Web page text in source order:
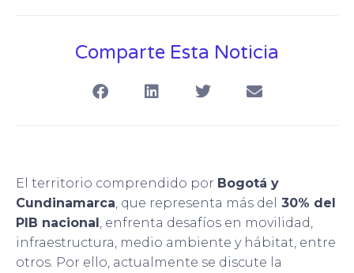
Comparte Esta Noticia
El territorio comprendido por Bogotá y
Cundinamarca, que representa más del 30% del
PIB nacional , enfrenta desafíos en movilidad,
infraestructura, medio ambiente y hábitat, entre
otros. Por ello, actualmente se discute la